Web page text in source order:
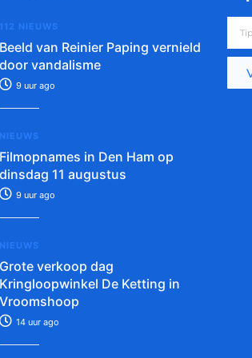
112 NIEUWS
Beeld van Reinier Paping vernield
door vandalisme
9 uur ago
NIEUWS
Filmopnames in Den Ham op
dinsdag 11 augustus
9 uur ago
NIEUWS
Grote verkoop dag
Kringloopwinkel De Ketting in
Vroomshoop
14 uur ago